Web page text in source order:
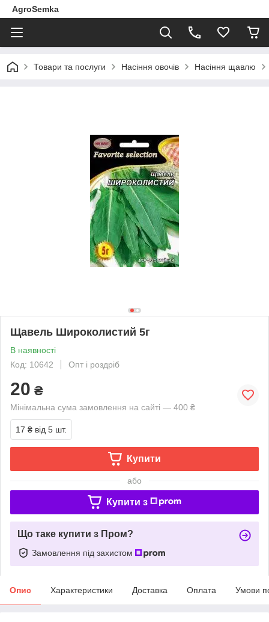
AgroSemka
Товари та послуги Насіння овочів Насіння щавлю
Щавель Широколистий 5г
В наявності
Код: 10642
Опт і роздріб
20 ₴
Мінімальна сума замовлення на сайті — 400 ₴
17 ₴ від 5 шт.
Купити
або
Купити з
Що таке купити з Пром?
Замовлення під захистом
Опис Характеристики Доставка Оплата Умови